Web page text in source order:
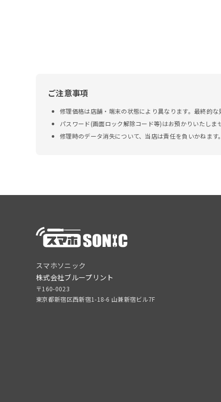
ご注意事項
修理価格は店舗・端末の状態により異なります。最終的な
パスワード(画面ロック解除コード等)はお預かりいたしま
修理時のデータ消失について、当店は責任を負いかねます
スマホソニック
株式会社ブループリント
〒160-0023
東京都新宿区西新宿1-18-6 山兼新宿ビル7F